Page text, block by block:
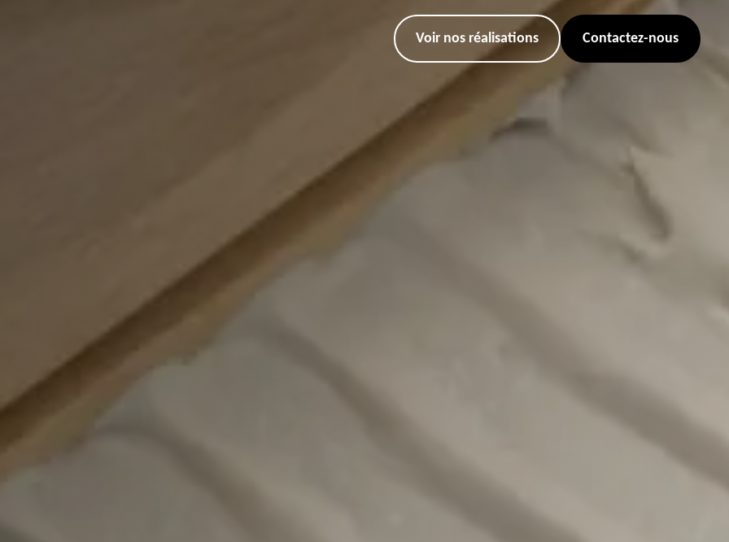
Voir nos réalisations Contactez-nous